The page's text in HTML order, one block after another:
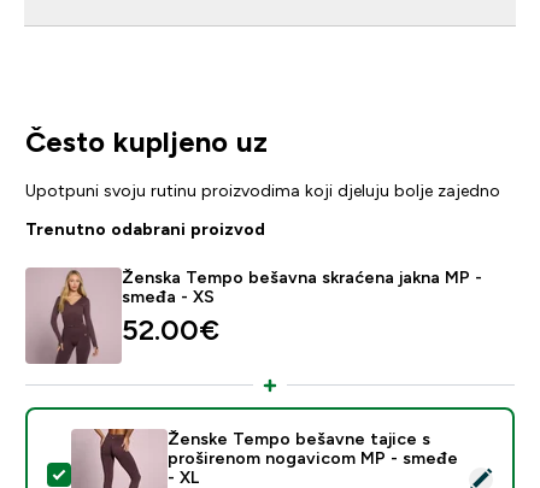
Često kupljeno uz
Upotpuni svoju rutinu proizvodima koji djeluju bolje zajedno
Trenutno odabrani proizvod
Ženska Tempo bešavna skraćena jakna MP -
smeđa - XS
52.00€‎
Odaberi ovaj proizvod - Ženske Tempo bešavne
Ženske Tempo bešavne tajice s
proširenom nogavicom MP - smeđe
- XL